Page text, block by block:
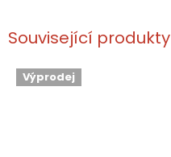
Související produkty
Výprodej